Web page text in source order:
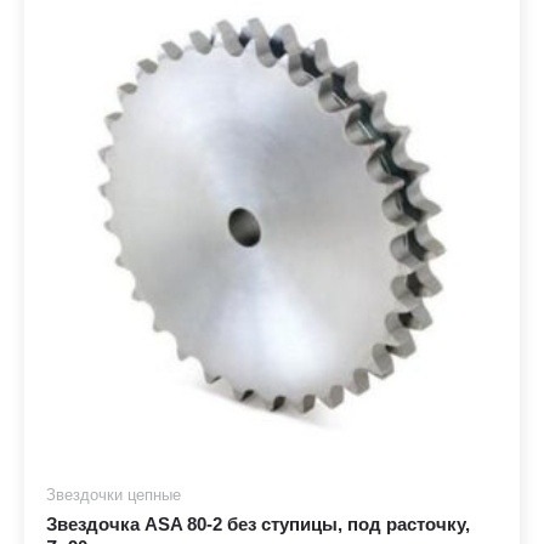
Звездочки цепные
Звездочка ASA 80-2 без ступицы, под расточку,